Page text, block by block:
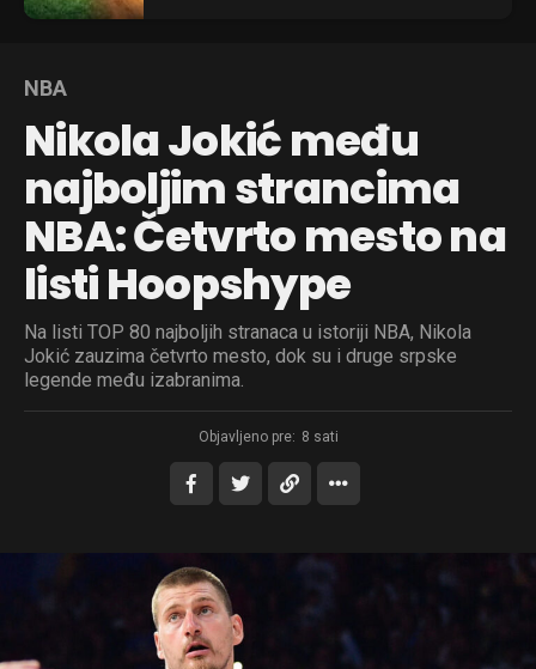
NBA
Nikola Jokić među
najboljim strancima
NBA: Četvrto mesto na
listi Hoopshype
Na listi TOP 80 najboljih stranaca u istoriji NBA, Nikola
Jokić zauzima četvrto mesto, dok su i druge srpske
legende među izabranima.
Objavljeno pre: 8 sati